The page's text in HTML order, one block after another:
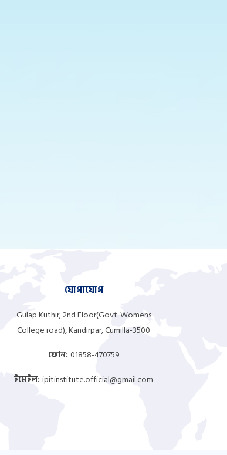
যোগাযোগ
Gulap Kuthir, 2nd Floor(Govt. Womens
College road), Kandirpar, Cumilla-3500
ফোন: 01858-470759
ইমেইল: ipitinstitute.official@gmail.com